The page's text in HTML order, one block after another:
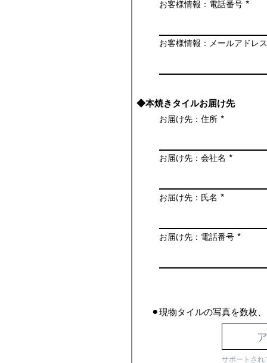
お客様情報：電話番号
お客様情報：メールアドレス
◆本焼きタイルお届け先
お届け先：住所
お届け先：会社名
お届け先：氏名
お届け先：電話番号
⚫︎現物タイルの写真を数枚
サポートされ